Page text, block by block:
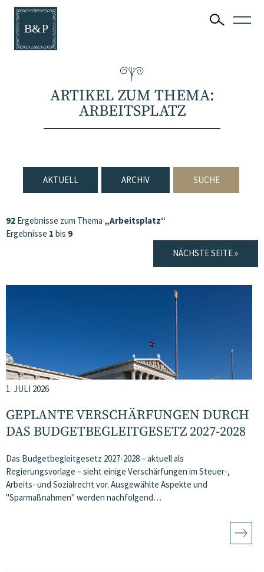
ARTIKEL ZUM THEMA:
ARBEITSPLATZ
AKTUELL ARCHIV SUCHE
92 Ergebnisse zum Thema „Arbeitsplatz“
Ergebnisse 1 bis 9
NÄCHSTE SEITE »
1. JULI 2026
GEPLANTE VERSCHÄRFUNGEN DURCH
DAS BUDGETBEGLEITGESETZ 2027-2028
Das Budgetbegleitgesetz 2027-2028 – aktuell als
Regierungsvorlage – sieht einige Verschärfungen im Steuer-,
Arbeits- und Sozialrecht vor. Ausgewählte Aspekte und
"Sparmaßnahmen" werden nachfolgend…